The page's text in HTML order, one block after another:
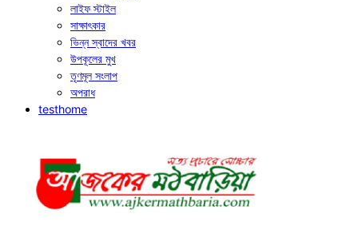
লাইফ স্টাইল
সাক্ষাৎকার
ভিন্ন স্বাদের খবর
উপকূলের মুখ
তৃণমূল সংলাপ
অপরাধ
testhome